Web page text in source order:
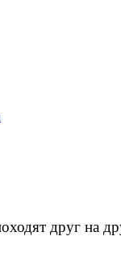
друг на